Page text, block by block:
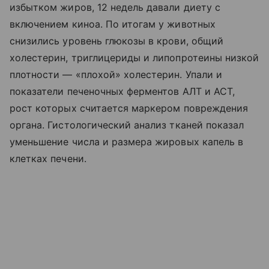
избытком жиров, 12 недель давали диету с
включением киноа. По итогам у животных
снизились уровень глюкозы в крови, общий
холестерин, триглицериды и липопротеины низкой
плотности — «плохой» холестерин. Упали и
показатели печеночных ферментов АЛТ и АСТ,
рост которых считается маркером повреждения
органа. Гистологический анализ тканей показал
уменьшение числа и размера жировых капель в
клетках печени.